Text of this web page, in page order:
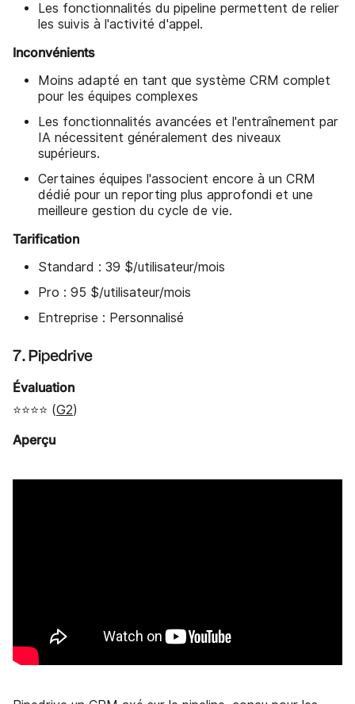
Les fonctionnalités du pipeline permettent de relier
les suivis à l'activité d'appel.
Inconvénients
Moins adapté en tant que système CRM complet
pour les équipes complexes
Les fonctionnalités avancées et l'entraînement par
IA nécessitent généralement des niveaux
supérieurs.
Certaines équipes l'associent encore à un CRM
dédié pour un reporting plus approfondi et une
meilleure gestion du cycle de vie.
Tarification
Standard : 39 $/utilisateur/mois
Pro : 95 $/utilisateur/mois
Entreprise : Personnalisé
7. Pipedrive
Évaluation
⭐⭐⭐⭐ (G2)
Aperçu